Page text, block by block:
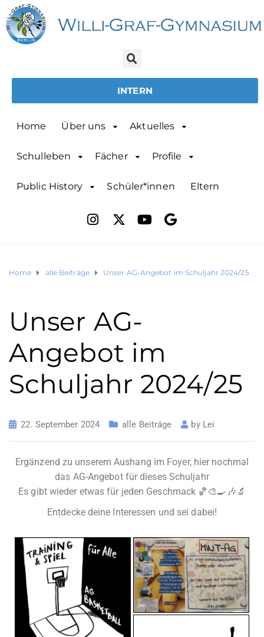
INTERN
Home Über uns Aktuelles
Schulleben Fächer Profile
Public History Schüler*innen Eltern
Home alle Beiträge Unser AG-Angebot im Schuljahr 2024/25
Unser AG-
Angebot im
Schuljahr 2024/25
22. September 2024 alle Beiträge by Lei
Ergänzend zu unserem Aushang im Foyer, hier nochmal
das AG-Angebot für dieses Schuljahr
Es gibt wieder etwas für jeden Geschmack 🏀🎨🍳🎶🔬
Entdecke deine Interessen und sei dabei!